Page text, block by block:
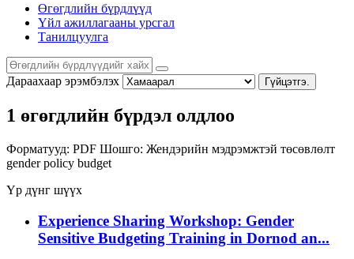
Өгөгдлийн бүрдлүүд
Үйл ажиллагааны урсгал
Танилцуулга
Дараахаар эрэмбэлэх Гүйцэтгэ.
1 өгөгдлийн бүрдэл олдлоо
Форматууд: PDF Шошго: Жендэрийн мэдрэмжтэй төсөвлөлт
gender policy budget
Үр дүнг шүүх
Experience Sharing Workshop: Gender
Sensitive Budgeting Training in Dornod an...